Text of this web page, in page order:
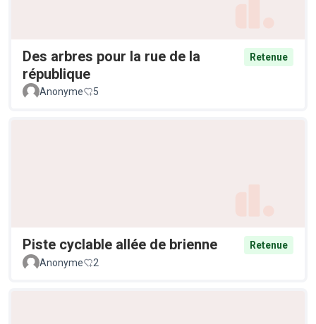
Des arbres pour la rue de la
république
Retenue
Anonyme 5
Piste cyclable allée de brienne
Retenue
Anonyme
2